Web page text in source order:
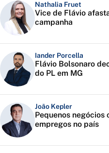
Nathalia Fruet
Vice de Flávio
campanha
Iander Porcella
Flávio Bolsonaro
do PL em MG
João Kepler
Pequenos negócios
empregos no país